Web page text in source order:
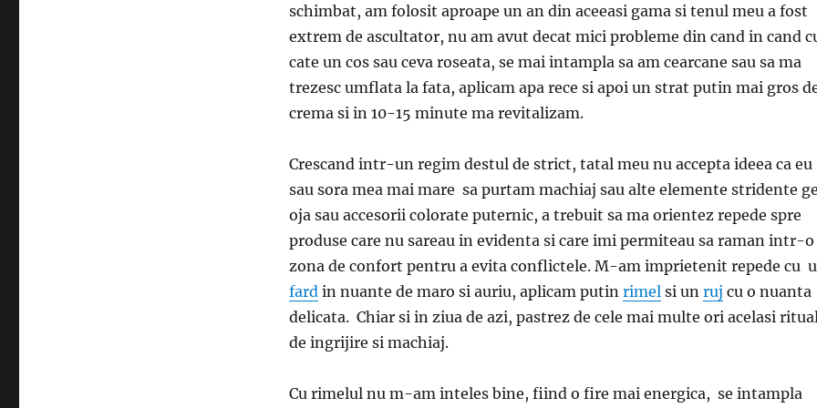
schimbat, am folosit aproape un an din aceeasi gama si tenul meu a fost
extrem de ascultator, nu am avut decat mici probleme din cand in cand
cate un cos sau ceva roseata, se mai intampla sa am cearcane sau sa ma
trezesc umflata la fata, aplicam apa rece si apoi un strat putin mai gros
crema si in 10-15 minute ma revitalizam.
Crescand intr-un regim destul de strict, tatal meu nu accepta ideea ca eu
sau sora mea mai mare sa purtam machiaj sau alte elemente stridente
oja sau accesorii colorate puternic, a trebuit sa ma orientez repede spre
produse care nu sareau in evidenta si care imi permiteau sa raman intr-o
zona de confort pentru a evita conflictele. M-am imprietenit repede cu
fardin nuante de maro si auriu, aplicam putin rimelsi un ruj cu o nuanta
delicata. Chiar si in ziua de azi, pastrez de cele mai multe ori acelasi
de ingrijire si machiaj.
Cu rimelul nu m-am inteles bine, fiind o fire mai energica, se intampla